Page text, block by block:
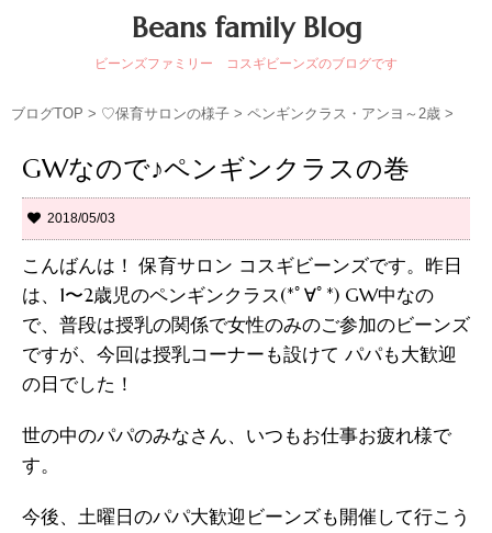
Beans family Blog
ビーンズファミリー コスギビーンズのブログです
ブログTOP > ♡保育サロンの様子 > ペンギンクラス・アンヨ～2歳 >
GWなので♪ペンギンクラスの巻
2018/05/03
こんばんは！ 保育サロン コスギビーンズです。昨日
は、1〜2歳児のペンギンクラス(*ﾟ∀ﾟ*) GW中なの
で、普段は授乳の関係で女性のみのご参加のビーンズ
ですが、今回は授乳コーナーも設けて パパも大歓迎
の日でした！
世の中のパパのみなさん、いつもお仕事お疲れ様で
す。
今後、土曜日のパパ大歓迎ビーンズも開催して行こう